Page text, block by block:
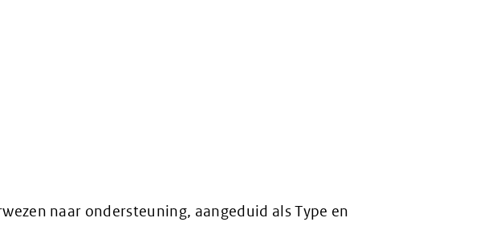
naar ondersteuning, aangeduid als Type en